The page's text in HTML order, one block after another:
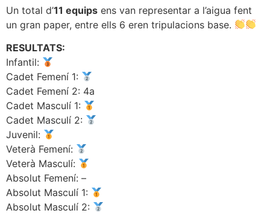
Un total d’11 equips ens van representar a l’aigua fent
un gran paper, entre ells 6 eren tripulacions base.
RESULTATS:
Infantil:
Cadet Femení 1:
Cadet Femení 2: 4a
Cadet Masculí 1:
Cadet Masculí 2:
Juvenil:
Veterà Femení:
Veterà Masculí:
Absolut Femení: –
Absolut Masculí 1:
Absolut Masculí 2: